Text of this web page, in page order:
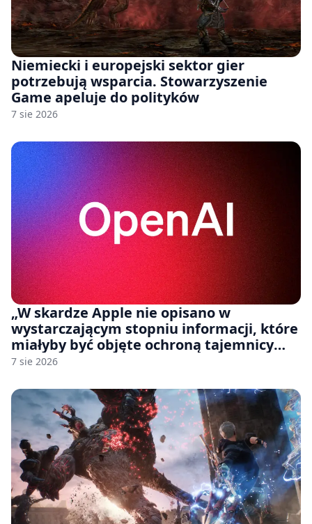
Niemiecki i europejski sektor gier
potrzebują wsparcia. Stowarzyszenie
Game apeluje do polityków
7 sie 2026
„W skardze Apple nie opisano w
wystarczającym stopniu informacji, które
miałyby być objęte ochroną tajemnicy
handlowej”. OpenAI żąda odrzucenia
7 sie 2026